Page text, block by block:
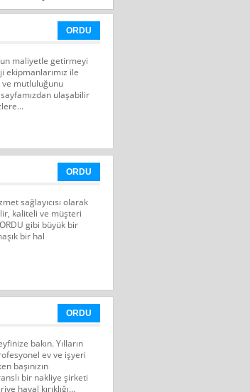
ORDU
maliyetle getirmeyi
ile
ve mutluluğunu
ulaşabilir
ORDU
sağlayıcısı olarak
kaliteli ve müşteri
gibi büyük bir
bir hal
ORDU
bakın. Yılların
ev ve işyeri
başınızın
bir nakliye şirketi
hayal kırıklığı...